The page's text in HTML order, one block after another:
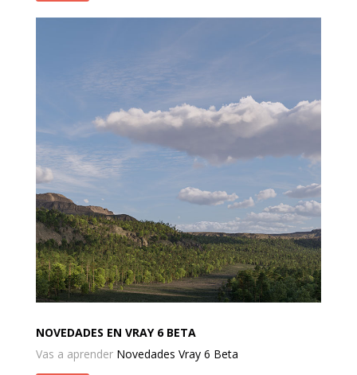
NOVEDADES EN VRAY 6 BETA
Vas a aprender Novedades Vray 6 Beta